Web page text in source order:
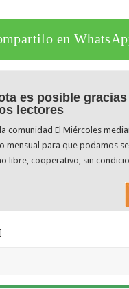
en
es posible
lectores
comunidad El Miércoles
mensual para que podamos
libre, cooperativo, sin